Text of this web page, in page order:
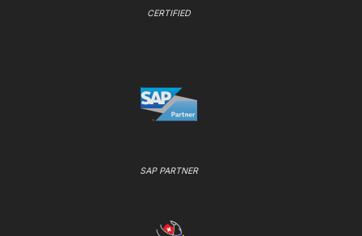
CERTIFIED
SAP PARTNER